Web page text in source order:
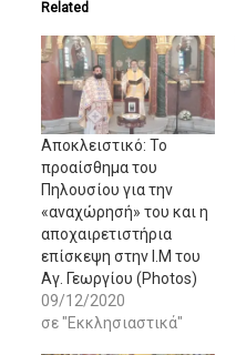
Related
Αποκλειστικό: Το
προαίσθημα του
Πηλουσίου για την
«αναχώρησή» του και η
αποχαιρετιστήρια
επίσκεψη στην Ι.Μ του
Αγ. Γεωργίου (Photos)
09/12/2020
σε "Εκκλησιαστικά"